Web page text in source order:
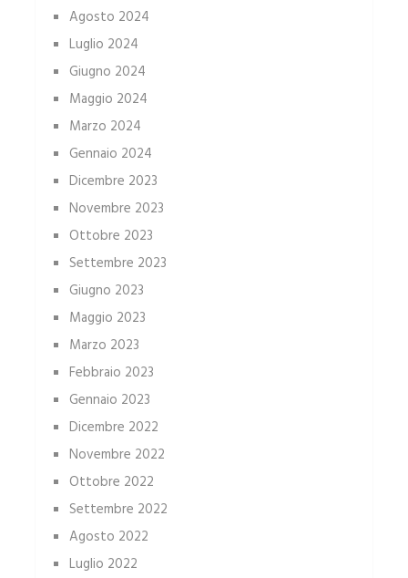
Agosto 2024
Luglio 2024
Giugno 2024
Maggio 2024
Marzo 2024
Gennaio 2024
Dicembre 2023
Novembre 2023
Ottobre 2023
Settembre 2023
Giugno 2023
Maggio 2023
Marzo 2023
Febbraio 2023
Gennaio 2023
Dicembre 2022
Novembre 2022
Ottobre 2022
Settembre 2022
Agosto 2022
Luglio 2022